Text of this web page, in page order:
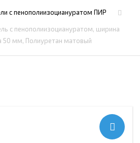
с пенополиизоциануратом ПИР
с пенополиизоциануратом, ширина
50 мм, Полиуретан матовый